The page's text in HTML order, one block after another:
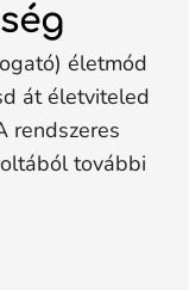
életmód
át életviteled
rendszeres
további